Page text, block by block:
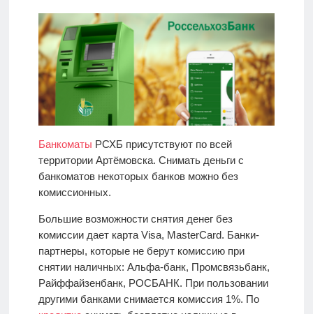
Банкоматы РСХБ присутствуют по всей
территории Артёмовска. Снимать деньги с
банкоматов некоторых банков можно без
комиссионных.
Большие возможности снятия денег без
комиссии дает карта Visa, MasterCard. Банки-
партнеры, которые не берут комиссию при
снятии наличных: Альфа-банк, Промсвязьбанк,
Райффайзенбанк, РОСБАНК. При пользовании
другими банками снимается комиссия 1%. По